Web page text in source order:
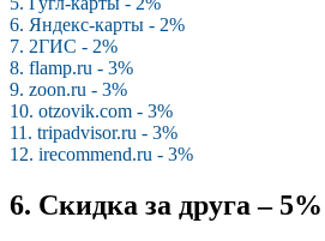
6. Яндекс-карты - 2%
7. 2ГИС - 2%
8. flamp.ru - 3%
9. zoon.ru - 3%
10. otzovik.com - 3%
11. tripadvisor.ru - 3%
12. irecommend.ru - 3%
6. Скидка за друга – 5%